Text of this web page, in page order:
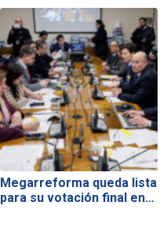
Megarreforma queda lista
para su votación final en…